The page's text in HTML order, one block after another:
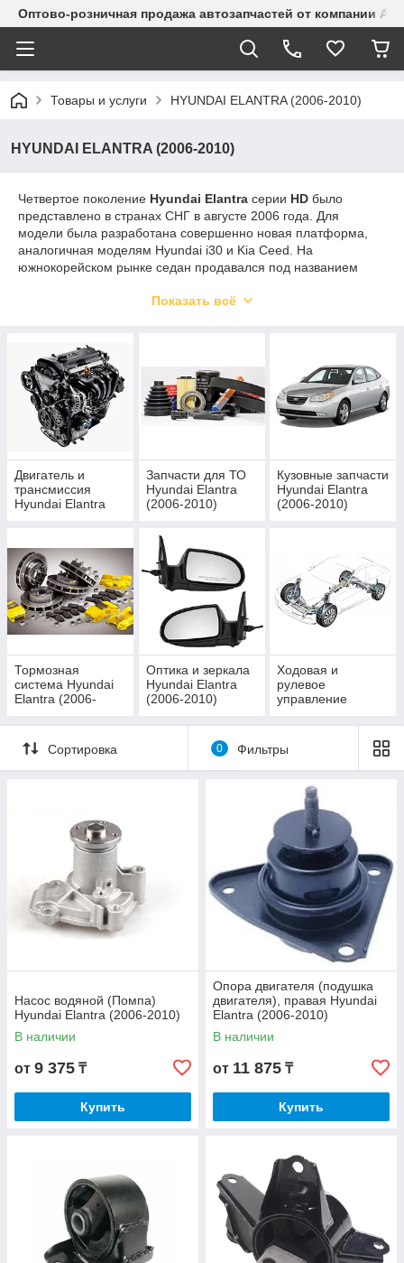
Оптово-розничная продажа автозапчастей от компании
Товары и услуги HYUNDAI ELANTRA (2006-2010)
HYUNDAI ELANTRA (2006-2010)
Четвертое поколение Hyundai Elantra серии HD было
представлено в странах СНГ в августе 2006 года. Для
модели была разработана совершенно новая платформа,
аналогичная моделям Hyundai i30 и Kia Ceed. На
южнокорейском рынке седан продавался под названием
преобразился. Изменились и размеры, благодаря чему
более мощной модификации с 2,0-литровым двигателем
(143 л.с.).
Показать всё
Двигатель и
трансмиссия
Hyundai Elantra
Запчасти для ТО
Hyundai Elantra
(2006-2010)
Кузовные запчасти
Hyundai Elantra
(2006-2010)
Тормозная
система Hyundai
Elantra (2006-
Оптика и зеркала
Hyundai Elantra
(2006-2010)
Ходовая и
рулевое
управление
(2006-2010)
Сортировка
0 Фильтры
Насос водяной (Помпа)
Hyundai Elantra (2006-2010)
В наличии
от 9 375 ₸
Купить
Опора двигателя (подушка
двигателя), правая Hyundai
Elantra (2006-2010)
В наличии
от 11 875 ₸
Купить